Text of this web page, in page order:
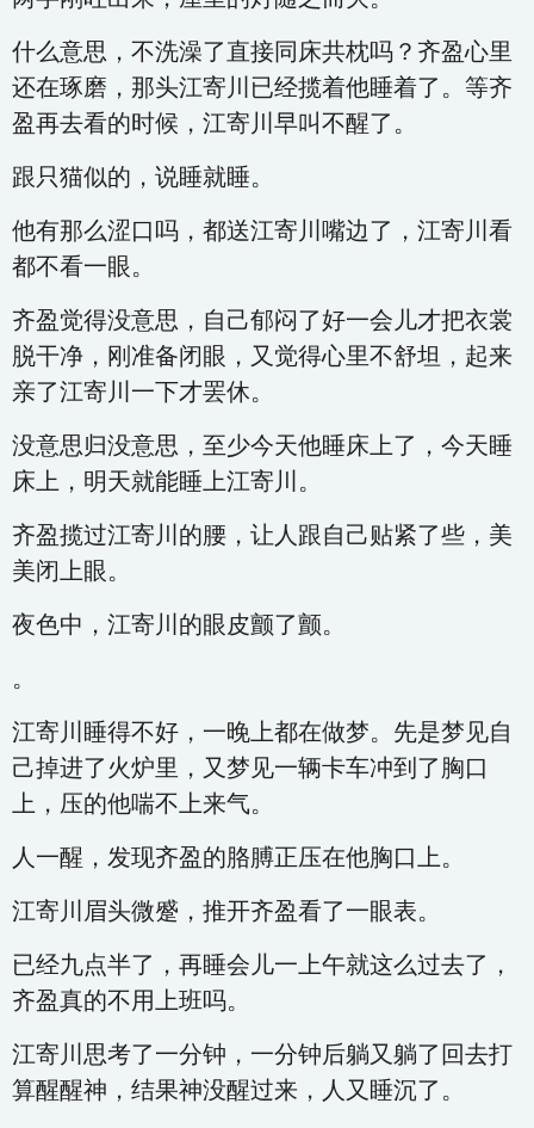
什么意思，不洗澡了直接同床共枕吗？齐盈心里
还在琢磨，那头江寄川已经揽着他睡着了。等齐
盈再去看的时候，江寄川早叫不醒了。
跟只猫似的，说睡就睡。
他有那么涩口吗，都送江寄川嘴边了，江寄川看
都不看一眼。
齐盈觉得没意思，自己郁闷了好一会儿才把衣裳
脱干净，刚准备闭眼，又觉得心里不舒坦，起来
亲了江寄川一下才罢休。
没意思归没意思，至少今天他睡床上了，今天睡
床上，明天就能睡上江寄川。
齐盈揽过江寄川的腰，让人跟自己贴紧了些，美
美闭上眼。
夜色中，江寄川的眼皮颤了颤。
。
江寄川睡得不好，一晚上都在做梦。先是梦见自
己掉进了火炉里，又梦见一辆卡车冲到了胸口
上，压的他喘不上来气。
人一醒，发现齐盈的胳膊正压在他胸口上。
江寄川眉头微蹙，推开齐盈看了一眼表。
已经九点半了，再睡会儿一上午就这么过去了，
齐盈真的不用上班吗。
江寄川思考了一分钟，一分钟后躺又躺了回去打
算醒醒神，结果神没醒过来，人又睡沉了。